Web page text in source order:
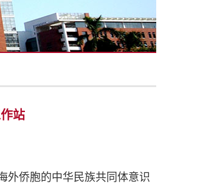
站
外侨胞的中华民族共同体意识